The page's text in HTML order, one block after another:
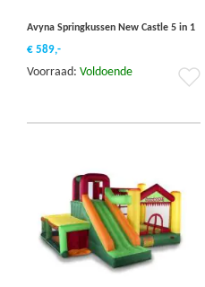
Avyna Springkussen New Castle 5 in 1
€ 589,-
Voorraad: Voldoende